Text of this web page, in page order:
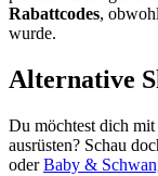
Rabattcodes,
wurde.
Alternative
Du möchtest dich
ausrüsten? Schau
oderBaby &